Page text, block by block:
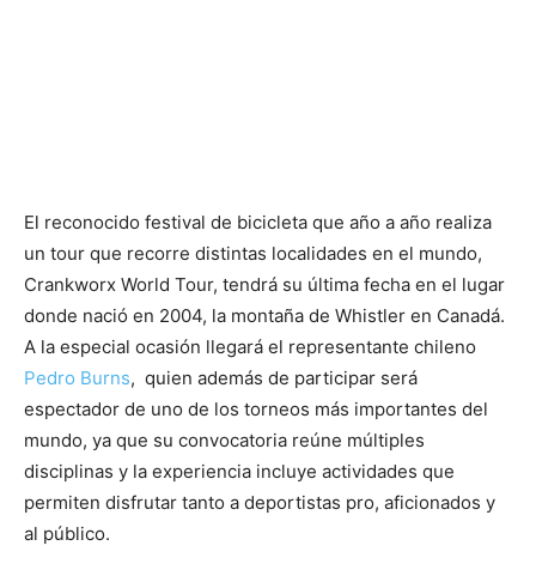
El reconocido festival de bicicleta que año a año realiza
un tour que recorre distintas localidades en el mundo,
Crankworx World Tour, tendrá su última fecha en el lugar
donde nació en 2004, la montaña de Whistler en Canadá.
A la especial ocasión llegará el representante chileno
Pedro Burns, quien además de participar será
espectador de uno de los torneos más importantes del
mundo, ya que su convocatoria reúne múltiples
disciplinas y la experiencia incluye actividades que
permiten disfrutar tanto a deportistas pro, aficionados y
al público.